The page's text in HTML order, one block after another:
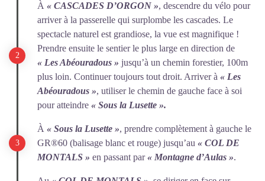
À « CASCADES D’ORGON », descendre du vélo pour
arriver à la passerelle qui surplombe les cascades. Le
spectacle naturel est grandiose, la vue est magnifique !
Prendre ensuite le sentier le plus large en direction de
« Les Abéouradous » jusqu’à un chemin forestier, 100m
plus loin. Continuer toujours tout droit. Arriver à « Les
Abéouradous », utiliser le chemin de gauche face à soi
pour atteindre « Sous la Lusette ».
À « Sous la Lusette », prendre complètement à gauche le
GR®60 (balisage blanc et rouge) jusqu’au « COL DE
MONTALS » en passant par« Montagne d’Aulas ».